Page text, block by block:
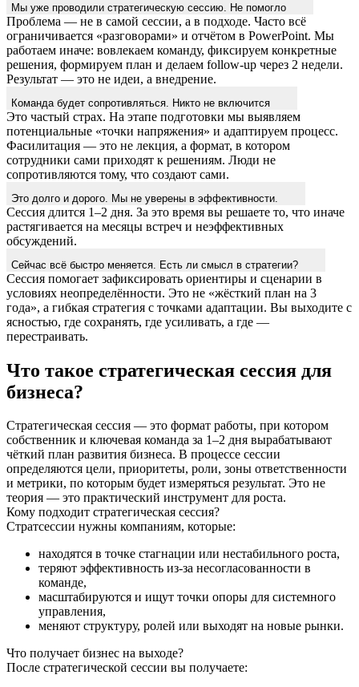
Мы уже проводили стратегическую сессию. Не помогло
Проблема — не в самой сессии, а в подходе. Часто всё
ограничивается «разговорами» и отчётом в PowerPoint. Мы
работаем иначе: вовлекаем команду, фиксируем конкретные
решения, формируем план и делаем follow-up через 2 недели.
Результат — это не идеи, а внедрение.
Команда будет сопротивляться. Никто не включится
Это частый страх. На этапе подготовки мы выявляем
потенциальные «точки напряжения» и адаптируем процесс.
Фасилитация — это не лекция, а формат, в котором
сотрудники сами приходят к решениям. Люди не
сопротивляются тому, что создают сами.
Это долго и дорого. Мы не уверены в эффективности.
Сессия длится 1–2 дня. За это время вы решаете то, что иначе
растягивается на месяцы встреч и неэффективных
обсуждений.
Сейчас всё быстро меняется. Есть ли смысл в стратегии?
Сессия помогает зафиксировать ориентиры и сценарии в
условиях неопределённости. Это не «жёсткий план на 3
года», а гибкая стратегия с точками адаптации. Вы выходите с
ясностью, где сохранять, где усиливать, а где —
перестраивать.
Что такое стратегическая сессия для
бизнеса?
Стратегическая сессия — это формат работы, при котором
собственник и ключевая команда за 1–2 дня вырабатывают
чёткий план развития бизнеса. В процессе сессии
определяются цели, приоритеты, роли, зоны ответственности
и метрики, по которым будет измеряться результат. Это не
теория — это практический инструмент для роста.
Кому подходит стратегическая сессия?
Стратсессии нужны компаниям, которые:
находятся в точке стагнации или нестабильного роста,
теряют эффективность из-за несогласованности в
команде,
масштабируются и ищут точки опоры для системного
управления,
меняют структуру, ролей или выходят на новые рынки.
Что получает бизнес на выходе?
После стратегической сессии вы получаете: